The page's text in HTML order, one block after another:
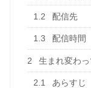
1.2 配信先
1.3 配信時間
2 生まれ変わ
2.1 あらすじ